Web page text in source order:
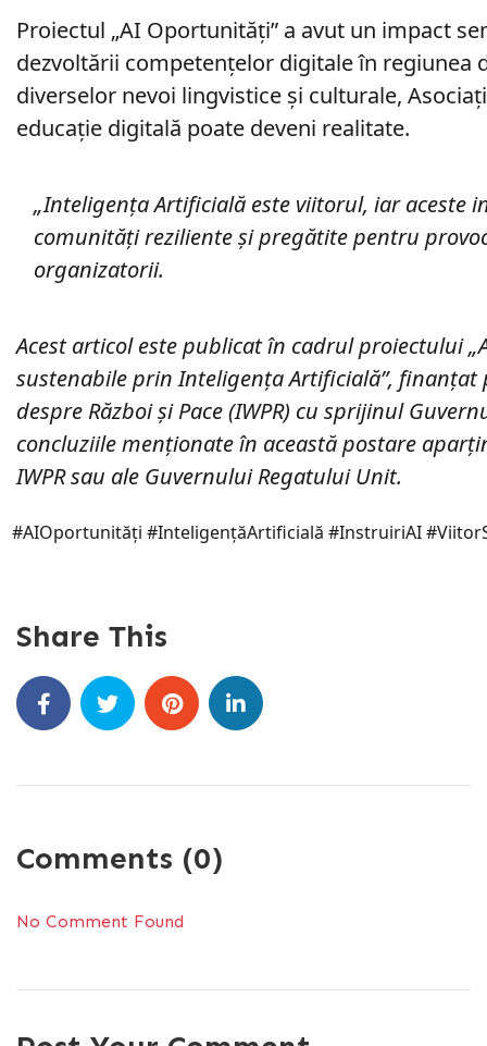
Proiectul „AI Oportunități” a avut un impact
dezvoltării competențelor digitale în regiunea
diverselor nevoi lingvistice și culturale,
educație digitală poate deveni realitate.
„Inteligența Artificială este viitorul, iar
comunități reziliente și pregătite pentru
organizatorii.
Acest articol este publicat în cadrul proiectului
sustenabile prin Inteligența Artificială”,
despre Război și Pace (IWPR) cu sprijinul
concluziile menționate în această postare
IWPR sau ale Guvernului Regatului Unit.
#AIOportunități #InteligențăArtificială #InstruiriAI
Share This
Comments (0)
No Comment Found